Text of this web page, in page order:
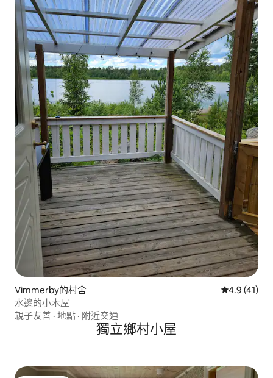
Vimmerby的村舍 從 41 則評
4.9 (41)
水邊的小木屋
親子友善 · 地點 · 附近交通
獨立鄉村小屋